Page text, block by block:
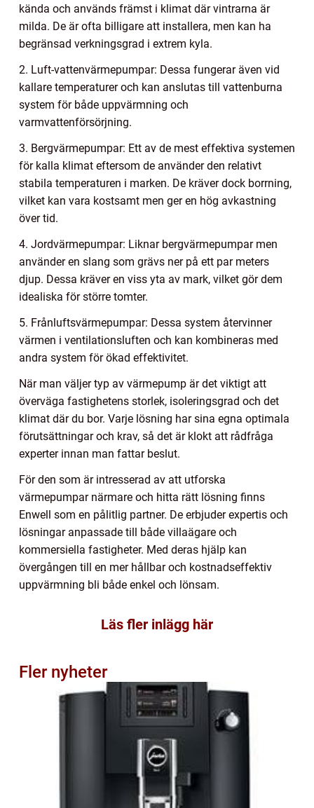
kända och används främst i klimat där vintrarna är
milda. De är ofta billigare att installera, men kan ha
begränsad verkningsgrad i extrem kyla.
2. Luft-vattenvärmepumpar: Dessa fungerar även vid
kallare temperaturer och kan anslutas till vattenburna
system för både uppvärmning och
varmvattenförsörjning.
3. Bergvärmepumpar: Ett av de mest effektiva systemen
för kalla klimat eftersom de använder den relativt
stabila temperaturen i marken. De kräver dock borrning,
vilket kan vara kostsamt men ger en hög avkastning
över tid.
4. Jordvärmepumpar: Liknar bergvärmepumpar men
använder en slang som grävs ner på ett par meters
djup. Dessa kräver en viss yta av mark, vilket gör dem
idealiska för större tomter.
5. Frånluftsvärmepumpar: Dessa system återvinner
värmen i ventilationsluften och kan kombineras med
andra system för ökad effektivitet.
När man väljer typ av värmepump är det viktigt att
överväga fastighetens storlek, isoleringsgrad och det
klimat där du bor. Varje lösning har sina egna optimala
förutsättningar och krav, så det är klokt att rådfråga
experter innan man fattar beslut.
För den som är intresserad av att utforska
värmepumpar närmare och hitta rätt lösning finns
Enwell som en pålitlig partner. De erbjuder expertis och
lösningar anpassade till både villaägare och
kommersiella fastigheter. Med deras hjälp kan
övergången till en mer hållbar och kostnadseffektiv
uppvärmning bli både enkel och lönsam.
Läs fler inlägg här
Fler nyheter